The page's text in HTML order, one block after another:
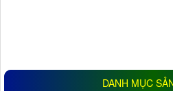
DANH MỤC